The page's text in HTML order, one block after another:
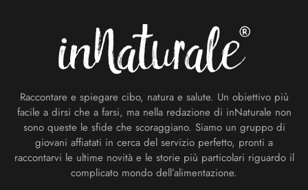
Raccontare e spiegare cibo, natura e salute. Un obiettivo più
facile a dirsi che a farsi, ma nella redazione di inNaturale non
sono queste le sfide che scoraggiano. Siamo un gruppo di
giovani affiatati in cerca del servizio perfetto, pronti a
raccontarvi le ultime novità e le storie più particolari riguardo il
complicato mondo dell’alimentazione.